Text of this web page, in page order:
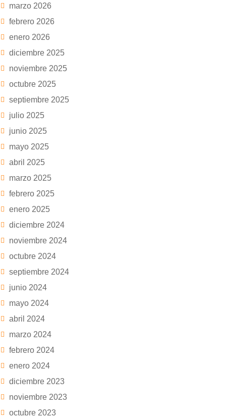
marzo 2026
febrero 2026
enero 2026
diciembre 2025
noviembre 2025
octubre 2025
septiembre 2025
julio 2025
junio 2025
mayo 2025
abril 2025
marzo 2025
febrero 2025
enero 2025
diciembre 2024
noviembre 2024
octubre 2024
septiembre 2024
junio 2024
mayo 2024
abril 2024
marzo 2024
febrero 2024
enero 2024
diciembre 2023
noviembre 2023
octubre 2023